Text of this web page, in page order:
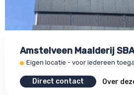
Amstelveen Maalderij SBA
Eigen locatie - voor iedereen
Direct contact Over